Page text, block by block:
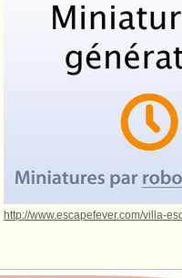
http://www.escapefever.com/villa-